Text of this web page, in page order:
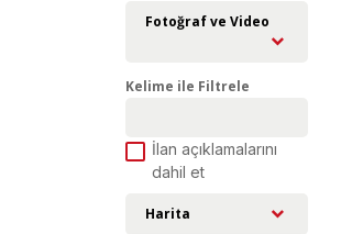
Fotoğraf ve Video
Kelime ile Filtrele
İlan açıklamalarını
dahil et
Harita